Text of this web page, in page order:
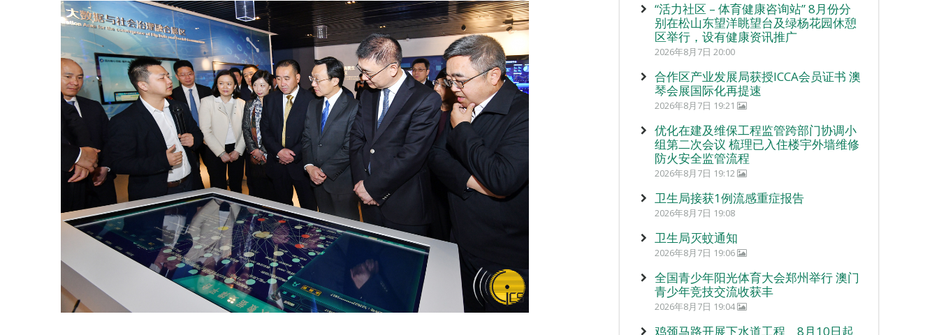
“活力社区 – 体育健康咨询站” 8月份分
别在松山东望洋眺望台及绿杨花园休憩
区举行，设有健康资讯推广
2026年8月7日 20:00
合作区产业发展局获授ICCA会员证书 澳
琴会展国际化再提速
2026年8月7日 19:21
优化在建及维保工程监管跨部门协调小
组第二次会议 梳理已入住楼宇外墙维修
防火安全监管流程
2026年8月7日 19:12
卫生局接获1例流感重症报告
2026年8月7日 19:08
卫生局灭蚊通知
2026年8月7日 19:06
全国青少年阳光体育大会郑州举行 澳门
青少年竞技交流收获丰
2026年8月7日 19:04
鸡颈马路开展下水道工程 8月10日起